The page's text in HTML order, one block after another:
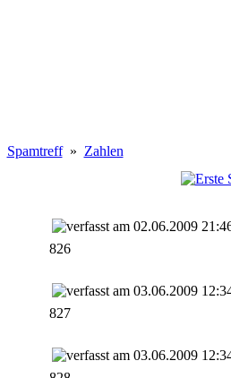
Spamtreff» Zahlen
02.06.2009
826
03.06.2009
827
03.06.2009